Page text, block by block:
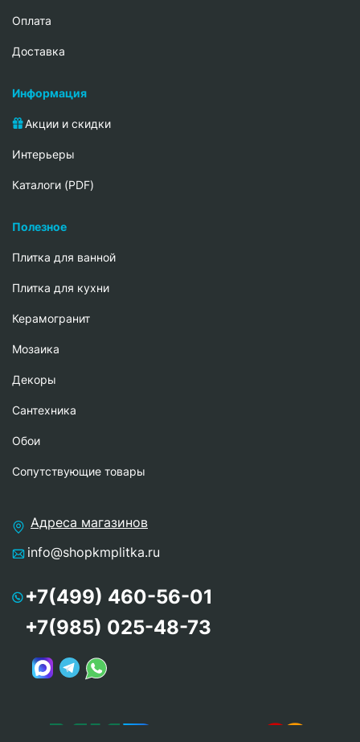
Oплата
Доставка
Информация
Акции и скидки
Интерьеры
Каталоги (PDF)
Полезное
Плитка для ванной
Плитка для кухни
Керамогранит
Мозаика
Декоры
Сантехника
Обои
Сопутствующие товары
Адреса магазинов
info@shopkmplitka.ru
+7(499) 460-56-01
+7(985) 025-48-73